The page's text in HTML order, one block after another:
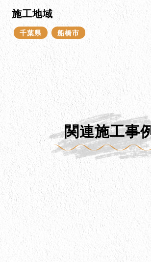
施工地域
千葉県 船橋市
関連施工事